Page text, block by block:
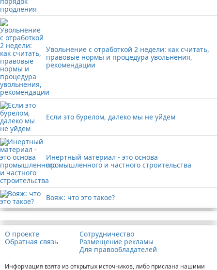
Увольнение с отработкой 2 недели: как считать,
правовые нормы и процедура увольнения,
рекомендации
Если это бурелом, далеко мы не уйдем
Инертный материал - это основа
промышленного и частного строительства
Вояж: что это такое?
О проекте
Обратная связь
Сотрудничество
Размещение рекламы
Для правообладателей
Информация взята из открытых источников, либо прислана нашими